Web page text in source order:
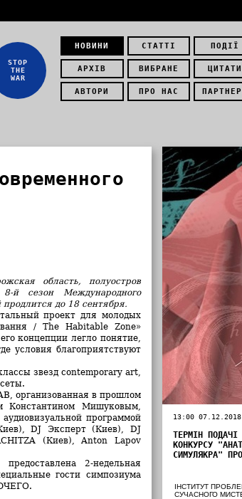
НОВИНИ СТАТТІ ПОДІЇ
АРХІВ ВИБРАНЕ ЦИТАТИ
АВТОРИ ПРО НАС
STOP
THE
WAR
область, полуостров
й сезон Международного
до 18 сентября.
проект для молодых
/ The Habitable Zone»
концепции легло понятие,
условия благоприятствуют
звезд contemporary art,
организованная в прошлом
Константином Мишуковым,
программой
DJ Эксперт (Киев), DJ
(Киев), Anton Lapov
2-недельная
гости симпозиума
13:00 07.12.2018
ТЕРМІН
КОНКУРСУ
СИМУЛЯКРА"
ІНСТИТУТ
СУЧАСНОГО